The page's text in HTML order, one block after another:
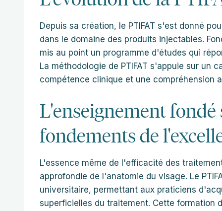
Depuis sa création, le PTIFAT s'est donné
dans le domaine des produits injectables.
mis au point un programme d'études qui
La méthodologie de PTIFAT s'appuie sur un
compétence clinique et une compréhension
L'enseignement
fondements de
L'essence même de l'efficacité des
approfondie de l'anatomie du visage. Le
universitaire, permettant aux praticiens
superficielles du traitement. Cette formation